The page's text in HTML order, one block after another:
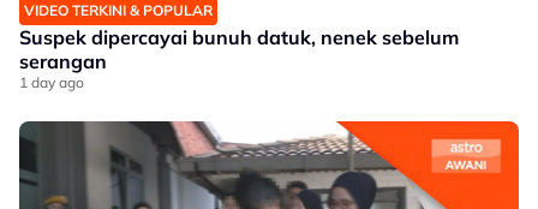
VIDEO TERKINI & POPULAR
Suspek dipercayai bunuh datuk, nenek sebelum
serangan
1 day ago